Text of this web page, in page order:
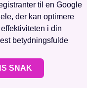
til en Google
der kan optimere
i din
betydningsfulde
SNAK